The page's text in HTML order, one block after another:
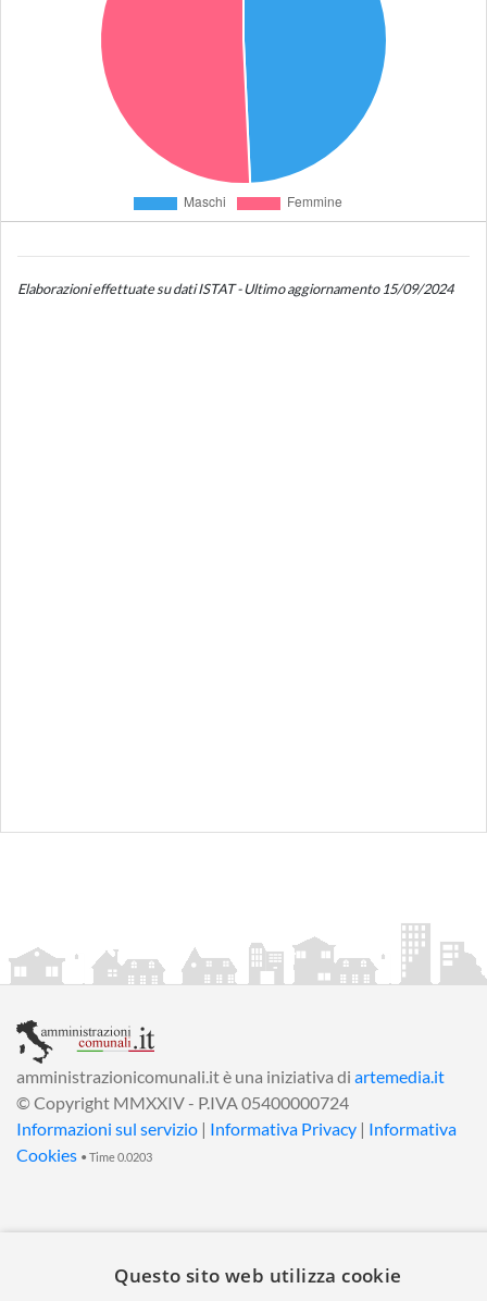
Elaborazioni effettuate su dati ISTAT - Ultimo aggiornamento 15/09/2024
amministrazionicomunali.it è una iniziativa di artemedia.it
© Copyright MMXXIV - P.IVA 05400000724
Informazioni sul servizio | Informativa Privacy | Informativa
Cookies • Time 0.0203
Questo sito web utilizza cookie